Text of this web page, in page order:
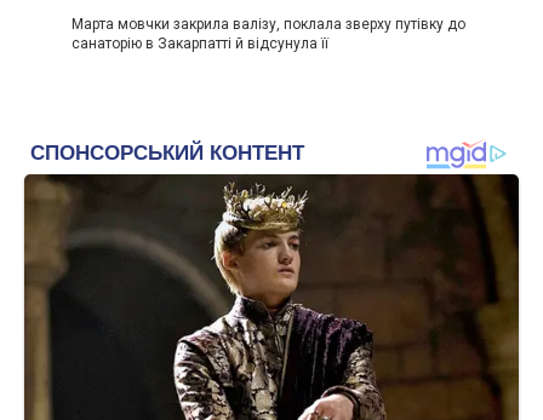
Марта мовчки закрила валізу, поклала зверху путівку до
санаторію в Закарпатті й відсунула її